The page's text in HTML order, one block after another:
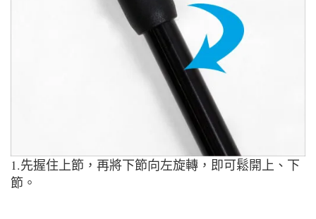
1.先握住上節，再將下節向左旋轉，即可鬆開上、下
節。